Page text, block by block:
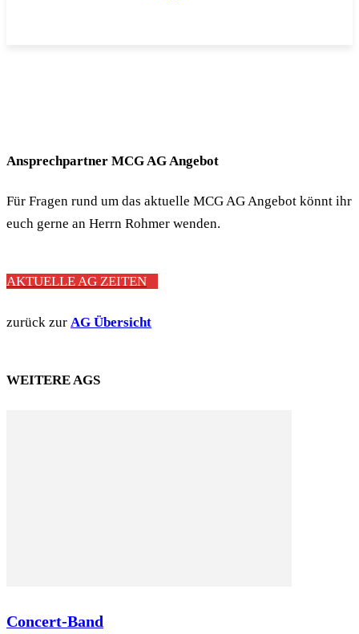
Ansprechpartner MCG AG Angebot
Für Fragen rund um das aktuelle MCG AG Angebot könnt ihr
euch gerne an Herrn Rohmer wenden.
AKTUELLE AG ZEITEN
zurück zur AG Übersicht
WEITERE AGS
Concert-Band